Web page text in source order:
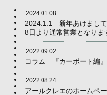
2024.01.08
2024.1.1 新年あけまし
8日より通常営業となりま
2022.09.02
コラム 『カーポート編』
2022.08.24
アールクレエのホームペ